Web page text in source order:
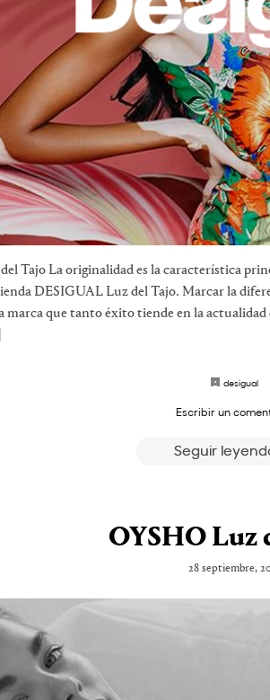
Tajo La originalidad es la característica
DESIGUAL Luz del Tajo. Marcar la
marca que tanto éxito tiende en la
desigual
Escribir un
Seguir
OYSHO Luz
28 septiembre,